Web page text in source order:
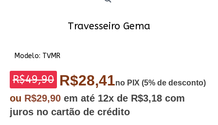
Travesseiro Gema
Modelo: TVMR
R$49,90 R$28,41no PIX (5% de desconto)
ou R$29,90 em até 12x de R$3,18 com
juros no cartão de crédito